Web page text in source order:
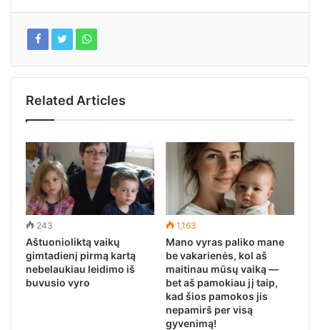
Related Articles
243
Aštuonioliktą vaikų
gimtadienį pirmą kartą
nebelaukiau leidimo iš
buvusio vyro
1,163
Mano vyras paliko mane
be vakarienės, kol aš
maitinau mūsų vaiką —
bet aš pamokiau jį taip,
kad šios pamokos jis
nepamirš per visą
gyvenimą!